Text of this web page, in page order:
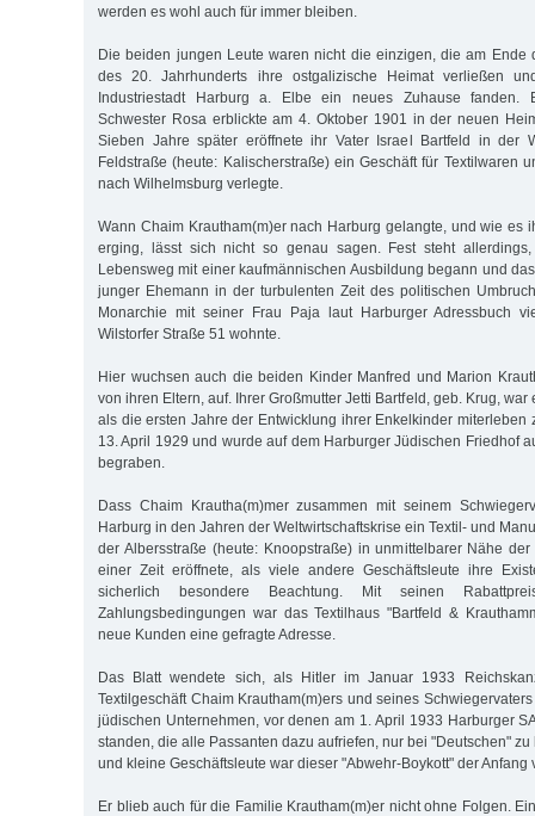
werden es wohl auch für immer bleiben.
Die beiden jungen Leute waren nicht die einzigen, die am Ende
des 20. Jahrhunderts ihre ostgalizische Heimat verließen
Industriestadt Harburg a. Elbe ein neues Zuhause fanden.
Schwester Rosa erblickte am 4. Oktober 1901 in der neuen
Sieben Jahre später eröffnete ihr Vater Israel Bartfeld in der
Feldstraße (heute: Kalischerstraße) ein Geschäft für Textilwaren
nach Wilhelmsburg verlegte.
Wann Chaim Krautham(m)er nach Harburg gelangte, und wie es
erging, lässt sich nicht so genau sagen. Fest steht
Lebensweg mit einer kaufmännischen Ausbildung begann und
junger Ehemann in der turbulenten Zeit des politischen
Monarchie mit seiner Frau Paja laut Harburger Adressbuch
Wilstorfer Straße 51 wohnte.
Hier wuchsen auch die beiden Kinder Manfred und Marion
von ihren Eltern, auf. Ihrer Großmutter Jetti Bartfeld, geb. Krug, war
als die ersten Jahre der Entwicklung ihrer Enkelkinder miterleben
13. April 1929 und wurde auf dem Harburger Jüdischen Friedhof
begraben.
Dass Chaim Krautha(m)mer zusammen mit seinem
Harburg in den Jahren der Weltwirtschaftskrise ein Textil- und
der Albersstraße (heute: Knoopstraße) in unmittelbarer Nähe
einer Zeit eröffnete, als viele andere Geschäftsleute ihre
sicherlich besondere Beachtung. Mit seinen
Zahlungsbedingungen war das Textilhaus "Bartfeld &
neue Kunden eine gefragte Adresse.
Das Blatt wendete sich, als Hitler im Januar 1933
Textilgeschäft Chaim Krautham(m)ers und seines
jüdischen Unternehmen, vor denen am 1. April 1933 Harburger
standen, die alle Passanten dazu aufriefen, nur bei "Deutschen"
und kleine Geschäftsleute war dieser "Abwehr-Boykott" der Anfang
Er blieb auch für die Familie Krautham(m)er nicht ohne Folgen.